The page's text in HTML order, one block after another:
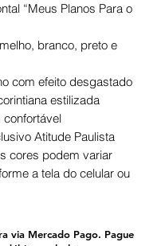
“Meus Planos Para o
branco, preto e
com efeito desgastado
estilizada
Atitude Paulista
cores podem variar
a tela do celular ou
via Mercado Pago. Pague